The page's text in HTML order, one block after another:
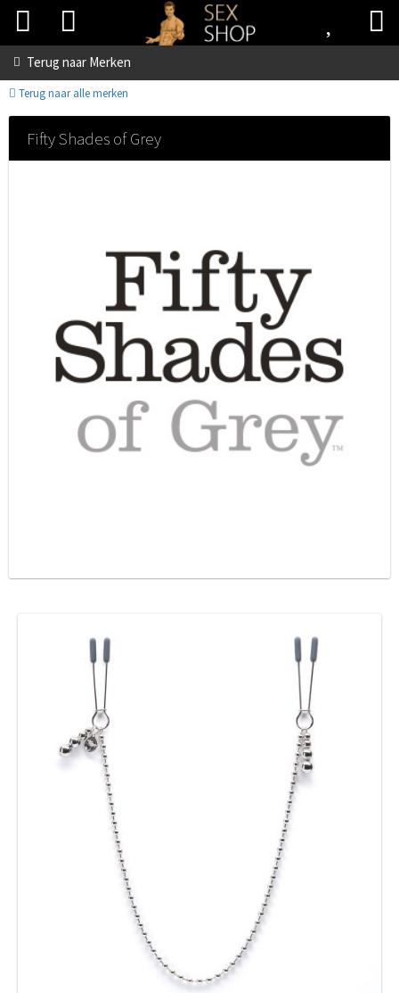
Terug naar Merken
Terug naar alle merken
Fifty Shades of Grey